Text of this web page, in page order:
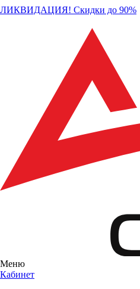
ЛИКВИДАЦИЯ! Скидки до 90%
Меню
Кабинет